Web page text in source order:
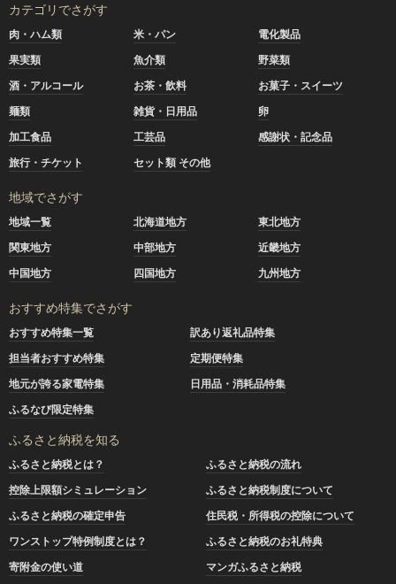
カテゴリでさがす
肉・ハム類 米・パン
電化製品
果実類
魚介類
野菜類
酒・アルコール
お茶・飲料
お菓子・スイーツ
麺類
雑貨・日用品
卵
加工食品
工芸品
感謝状・記念品
旅行・チケット
セット類 その他
地域でさがす
地域一覧 北海道地方
東北地方
関東地方
中部地方
近畿地方
中国地方
四国地方 九州地方
おすすめ特集でさがす
おすすめ特集一覧
訳あり返礼品特集
担当者おすすめ特集
定期便特集
地元が誇る家電特集
日用品・消耗品特集
ふるなび限定特集
ふるさと納税を知る
ふるさと納税とは？
ふるさと納税の流れ
控除上限額シミュレーション
ふるさと納税制度について
ふるさと納税の確定申告
住民税・所得税の控除について
ワンストップ特例制度とは？
ふるさと納税のお礼特典
寄附金の使い道
マンガふるさと納税